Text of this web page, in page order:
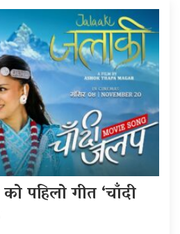
को पहिलो गीत ‘चाँदी